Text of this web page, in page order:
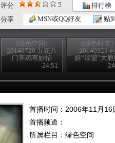
评分 5 排行榜
分享
MSN或QQ好友 贴
《绿色空间》
20140720 五花八
门养鸡有妙招
24:51
《绿色时空》
20140323
膳“加盟”大
得意外财富
首播时间：2006年11月16
首播频道：
所属栏目： 绿色空间